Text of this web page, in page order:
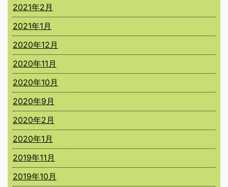
2021年2月
2021年1月
2020年12月
2020年11月
2020年10月
2020年9月
2020年2月
2020年1月
2019年11月
2019年10月